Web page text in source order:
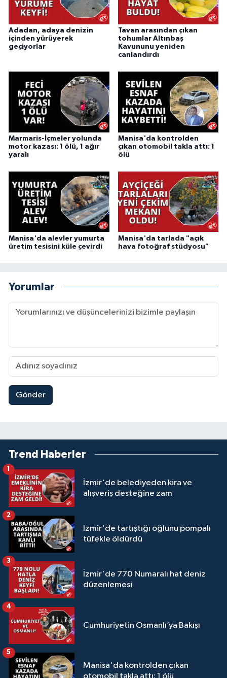
Adadan, adaya denizin
içinden yürüyerek
geçiyorlar
Tavan arasından çıkan
tohumlar Altınbaş
Kavununu yeniden
canlandırdı
Marmaris-İçmeler yolunda
motor kazası: 1 ölü, 1 ağır
yaralı
Manisa'da kontrolden
çıkan otomobil takla attı: 1
ölü
Manisa'da alevler yumurta
üretim tesisini küle çevirdi
Manisa'da tarlada "açık
hava fotoğraf stüdyosu"
Yorumlar
Gönder
Trend Haberler
İzmir'de belediyeden kira ve
alışveriş desteğine zam
İzmir'de tartıştığı oğlunu pompalı
tüfekle öldürdü
2
İzmir'de 770 Numaralı hat deniz
düzenlemesi
3
Cumhuriyetin Osmanlı’ya Bakışı
4
Manisa'da kontrolden çıkan
5